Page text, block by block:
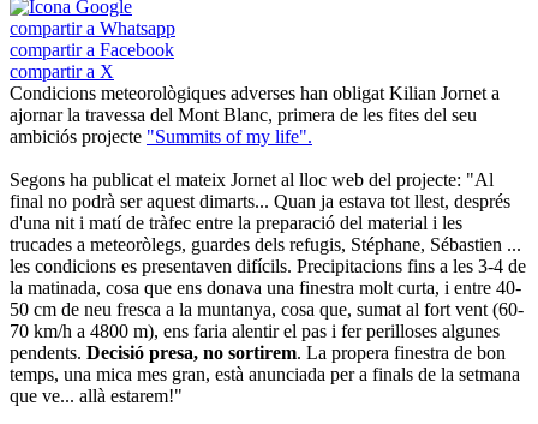
compartir a Whatsapp
compartir a Facebook
compartir a X
Condicions meteorològiques adverses han obligat Kilian Jornet a
ajornar la travessa del Mont Blanc, primera de les fites del seu
ambiciós projecte "Summits of my life".
Segons ha publicat el mateix Jornet al lloc web del projecte: "Al
final no podrà ser aquest dimarts... Quan ja estava tot llest, després
d'una nit i matí de tràfec entre la preparació del material i les
trucades a meteoròlegs, guardes dels refugis, Stéphane, Sébastien ...
les condicions es presentaven difícils. Precipitacions fins a les 3-4 de
la matinada, cosa que ens donava una finestra molt curta, i entre 40-
50 cm de neu fresca a la muntanya, cosa que, sumat al fort vent (60-
70 km/h a 4800 m), ens faria alentir el pas i fer perilloses algunes
pendents. Decisió presa, no sortirem. La propera finestra de bon
temps, una mica mes gran, està anunciada per a finals de la setmana
que ve... allà estarem!"